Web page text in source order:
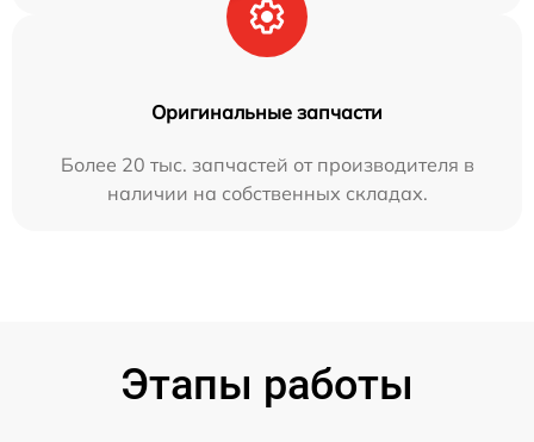
Оригинальные запчасти
Более 20 тыс. запчастей от производителя в
наличии на собственных складах.
Этапы работы